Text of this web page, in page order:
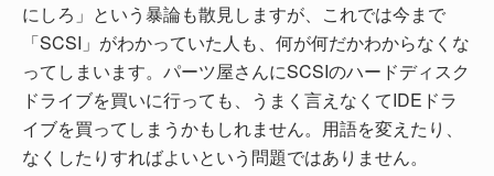
にしろ」という暴論も散見しますが、これでは今まで
「SCSI」がわかっていた人も、何が何だかわからなくな
ってしまいます。パーツ屋さんにSCSIのハードディスク
ドライブを買いに行っても、うまく言えなくてIDEドラ
イブを買ってしまうかもしれません。用語を変えたり、
なくしたりすればよいという問題ではありません。